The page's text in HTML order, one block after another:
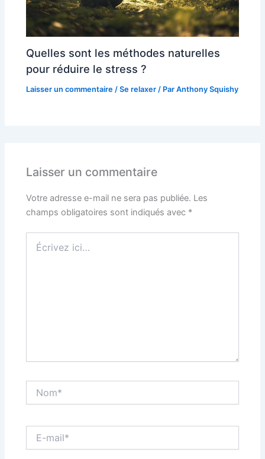
Quelles sont les méthodes naturelles
pour réduire le stress ?
Laisser un commentaire /Se relaxer / ParAnthony Squishy
Laisser un commentaire
Votre adresse e-mail ne sera pas publiée. Les
champs obligatoires sont indiqués avec *
ici…
mail*